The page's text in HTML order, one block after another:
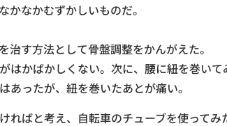
かなかむずかしいものだ。
治す方法として骨盤調整をかんがえた。
はかばかしくない。次に、腰に紐を巻いて
あったが、紐を巻いたあとが痛い。
ればと考え、自転車のチューブを使ってみ